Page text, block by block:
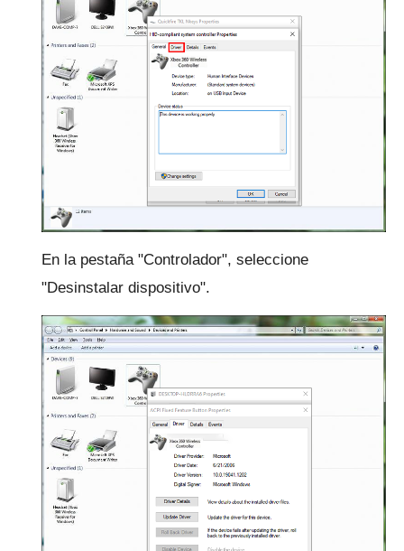
En la pestaña "Controlador", seleccione
"Desinstalar dispositivo".